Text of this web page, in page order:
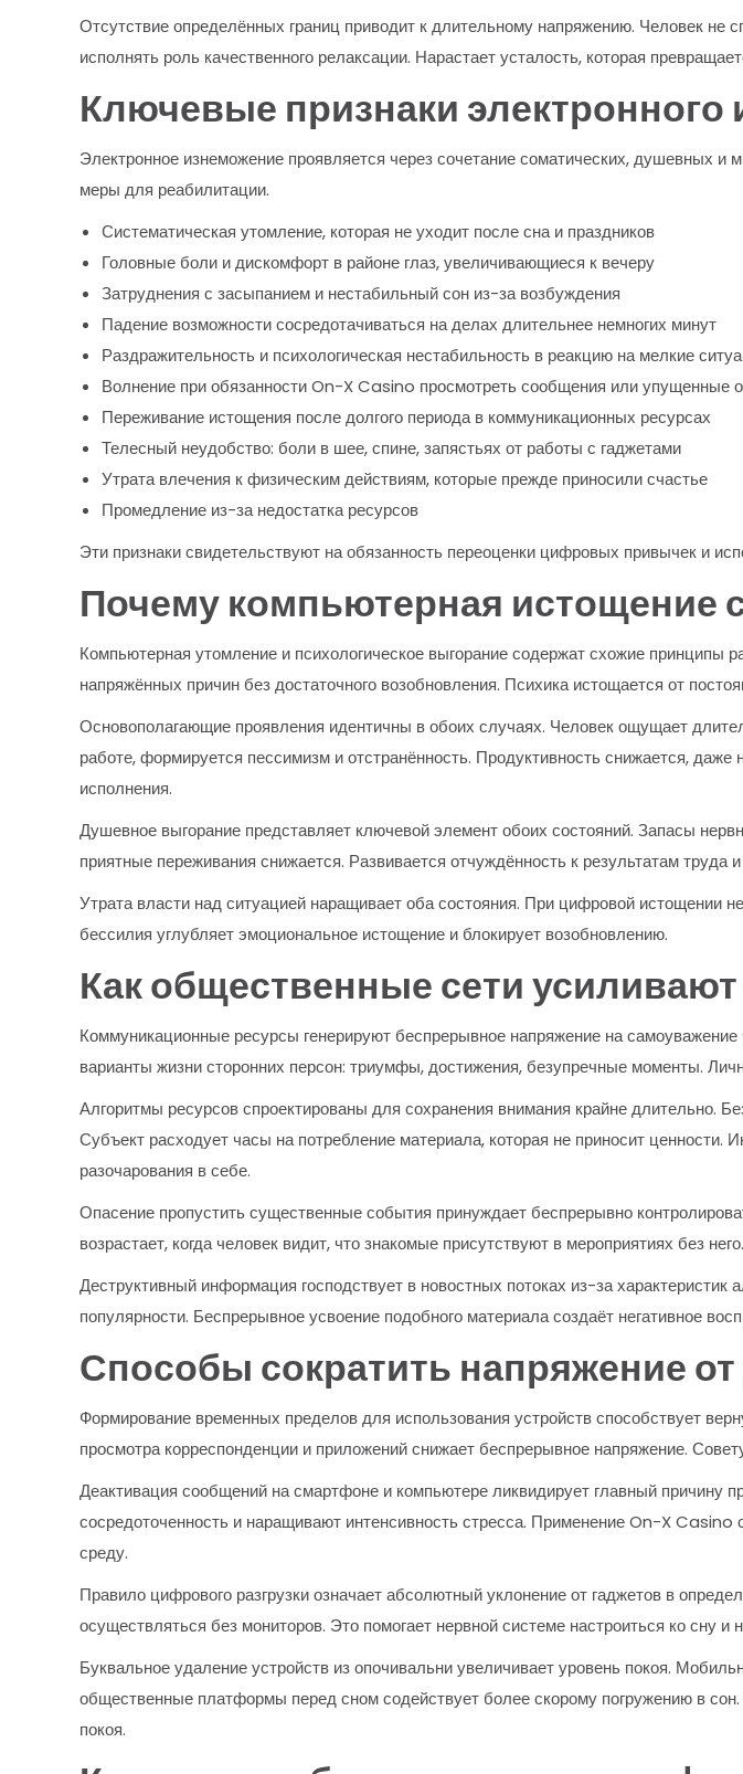
Отсутствие определённых границ приводит к длительному напряжению. Человек
исполнять роль качественного релаксации. Нарастает усталость, которая
Ключевые признаки электронного
Электронное изнеможение проявляется через сочетание соматических, душевных
меры для реабилитации.
Систематическая утомление, которая не уходит после сна и праздников
Головные боли и дискомфорт в районе глаз, увеличивающиеся к вечеру
Затруднения с засыпанием и нестабильный сон из-за возбуждения
Падение возможности сосредотачиваться на делах длительнее немногих минут
Раздражительность и психологическая нестабильность в реакцию на мелкие
Волнение при обязанности On-X Casino просмотреть сообщения или упущенные
Переживание истощения после долгого периода в коммуникационных ресурсах
Телесный неудобство: боли в шее, спине, запястьях от работы с гаджетами
Утрата влечения к физическим действиям, которые прежде приносили счастье
Промедление из-за недостатка ресурсов
Эти признаки свидетельствуют на обязанность переоценки цифровых привычек и
Почему компьютерная истощение
Компьютерная утомление и психологическое выгорание содержат схожие принципы
напряжённых причин без достаточного возобновления. Психика истощается от
Основополагающие проявления идентичны в обоих случаях. Человек ощущает
работе, формируется пессимизм и отстранённость. Продуктивность снижается,
исполнения.
Душевное выгорание представляет ключевой элемент обоих состояний. Запасы
приятные переживания снижается. Развивается отчуждённость к результатам труда
Утрата власти над ситуацией наращивает оба состояния. При цифровой истощении
бессилия углубляет эмоциональное истощение и блокирует возобновлению.
Как общественные сети
Коммуникационные ресурсы генерируют беспрерывное напряжение на
варианты жизни сторонних персон: триумфы, достижения, безупречные моменты.
Алгоритмы ресурсов спроектированы для сохранения внимания крайне длительно.
Субъект расходует часы на потребление материала, которая не приносит
разочарования в себе.
Опасение пропустить существенные события принуждает беспрерывно
возрастает, когда человек видит, что знакомые присутствуют в мероприятиях без
Деструктивный информация господствует в новостных потоках из-за
популярности. Беспрерывное усвоение подобного материала создаёт негативное
Способы сократить напряжение
Формирование временных пределов для использования устройств способствует
просмотра корреспонденции и приложений снижает беспрерывное напряжение.
Деактивация сообщений на смартфоне и компьютере ликвидирует главный
сосредоточенность и наращивают интенсивность стресса. Применение On-X
среду.
Правило цифрового разгрузки означает абсолютный уклонение от гаджетов в
осуществляться без мониторов. Это помогает нервной системе настроиться ко сну и
Буквальное удаление устройств из опочивальни увеличивает уровень покоя.
общественные платформы перед сном содействует более скорому погружению в
покоя.